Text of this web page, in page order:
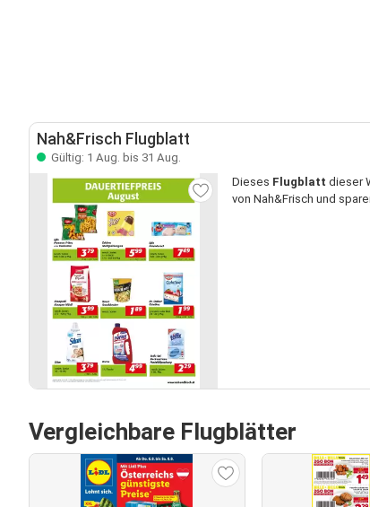
Nah&Frisch Flugblatt
Gültig: 1 Aug. bis 31 Aug.
Dieses Flugblatt dieser
von Nah&Frisch und
Vergleichbare Flugblätter